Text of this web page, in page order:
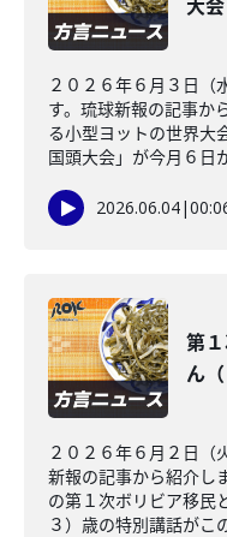
大
２０２６年６月３日（
す。琉球新報の記事か
る小型ヨットの世界大
国頭大会」が今月６日
2026.06.04|
第
ん
２０２６年６月２日（
新報の記事から紹介し
の第１次ボリビア移民
３）歳の特別講話がこ